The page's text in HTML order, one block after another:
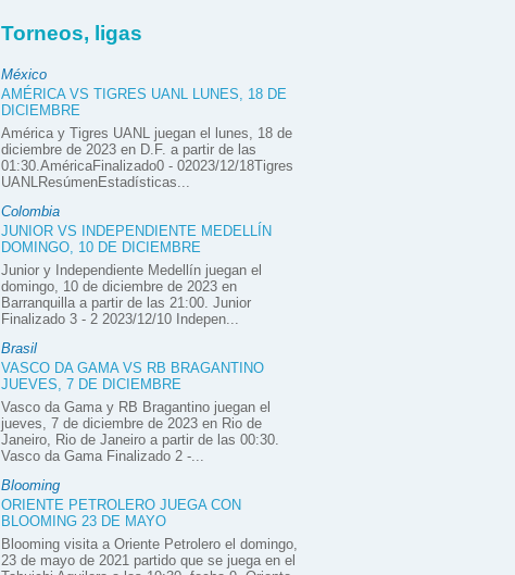
Torneos, ligas
México
AMÉRICA VS TIGRES UANL LUNES, 18 DE
DICIEMBRE
América y Tigres UANL juegan el lunes, 18 de
diciembre de 2023 en D.F. a partir de las
01:30.AméricaFinalizado0 - 02023/12/18Tigres
UANLResúmenEstadísticas...
Colombia
JUNIOR VS INDEPENDIENTE MEDELLÍN
DOMINGO, 10 DE DICIEMBRE
Junior y Independiente Medellín juegan el
domingo, 10 de diciembre de 2023 en
Barranquilla a partir de las 21:00. Junior
Finalizado 3 - 2 2023/12/10 Indepen...
Brasil
VASCO DA GAMA VS RB BRAGANTINO
JUEVES, 7 DE DICIEMBRE
Vasco da Gama y RB Bragantino juegan el
jueves, 7 de diciembre de 2023 en Rio de
Janeiro, Rio de Janeiro a partir de las 00:30.
Vasco da Gama Finalizado 2 -...
Blooming
ORIENTE PETROLERO JUEGA CON
BLOOMING 23 DE MAYO
Blooming visita a Oriente Petrolero el domingo,
23 de mayo de 2021 partido que se juega en el